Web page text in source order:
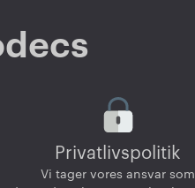
Privatlivspolitik
Vi tager vores ansvar som